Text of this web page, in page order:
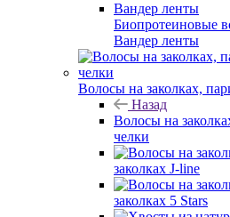
Биопротеиновые
Вандер ленты
Волосы на заколках,
Назад
Волосы на
челки
заколках J-line
заколках 5 Stars